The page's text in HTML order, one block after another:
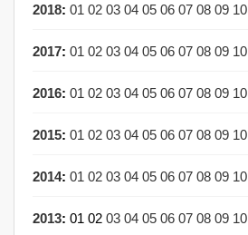
2018: 01 02 03 04 05 06 07 08 09 10
2017: 01 02 03 04 05 06 07 08 09 10
2016: 01 02 03 04 05 06 07 08 09 10
2015: 01 02 03 04 05 06 07 08 09 10
2014: 01 02 03 04 05 06 07 08 09 10
2013: 01 02 03 04 05 06 07 08 09 10